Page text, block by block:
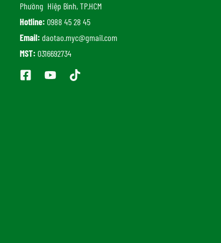
Phường Hiệp Bình, TP.HCM
Hotline: 0988 45 28 45
Email: daotao.myc@gmail.com
MST: 0316692734